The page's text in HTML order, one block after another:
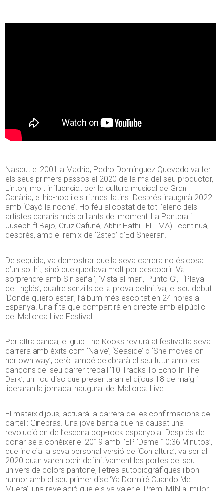
Nascut el 2001 a Madrid, Pedro Domínguez Quevedo va fer
els seus primers passos el 2020 de la mà del seu productor,
Linton, molt influenciat per la cultura musical de Gran
Canària, el hip-hop i els ritmes llatins. Després inaugurà 2022
amb ‘Cayó la noche’. Ho féu al costat de tot l’elenc dels
artistes canaris més brillants del moment: La Pantera i
Juseph ft Bejo, Cruz Cafuné, Abhir Hathi i EL IMA) i continuà,
després, amb el remix de ‘2step’ d’Ed Sheeran.
De seguida, va demostrar que la seva carrera no és cosa
d’un sol hit, sinó que quedava molt per descobrir. Va
sorprendre amb Sin señal’, ‘Vista al mar’, ‘Punto G’, i ‘Playa
del Inglés’, quatre senzills de la prova definitiva, el seu debut
‘Donde quiero estar’, l’àlbum més escoltat en 24 hores a
Espanya. Una fita que compartirà en directe amb el públic
del Mallorca Live Festival.
Per altra banda, el grup The Kooks reviurà al festival la seva
carrera amb èxits com ‘Naive’, ‘Seaside’ o ‘She moves on
her own way’, però també celebrarà el seu futur amb les
cançons del seu darrer treball ’10 Tracks To Echo In The
Dark’, un nou disc que presentaran el dijous 18 de maig i
lideraran la jornada inaugural del Mallorca Live.
El mateix dijous, actuarà la darrera de les confirmacions del
cartell: Ginebras. Una jove banda que ha causat una
revolució en de l’escena pop-rock espanyola. Després de
donar-se a conèixer el 2019 amb l’EP ‘Dame 10:36 Minutos’,
que incloïa la seva personal versió de ‘Con altura’, va ser al
2020 quan varen obrir definitivament les portes del seu
univers de colors pantone, lletres autobiogràfiques i bon
humor amb el seu primer disc ‘Ya Dormiré Cuando Me
Muera’, una revelació que els va valer el Premi MIN al millor